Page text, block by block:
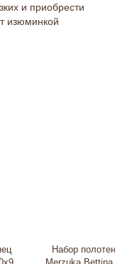
и приобрести
изюминкой
Набор